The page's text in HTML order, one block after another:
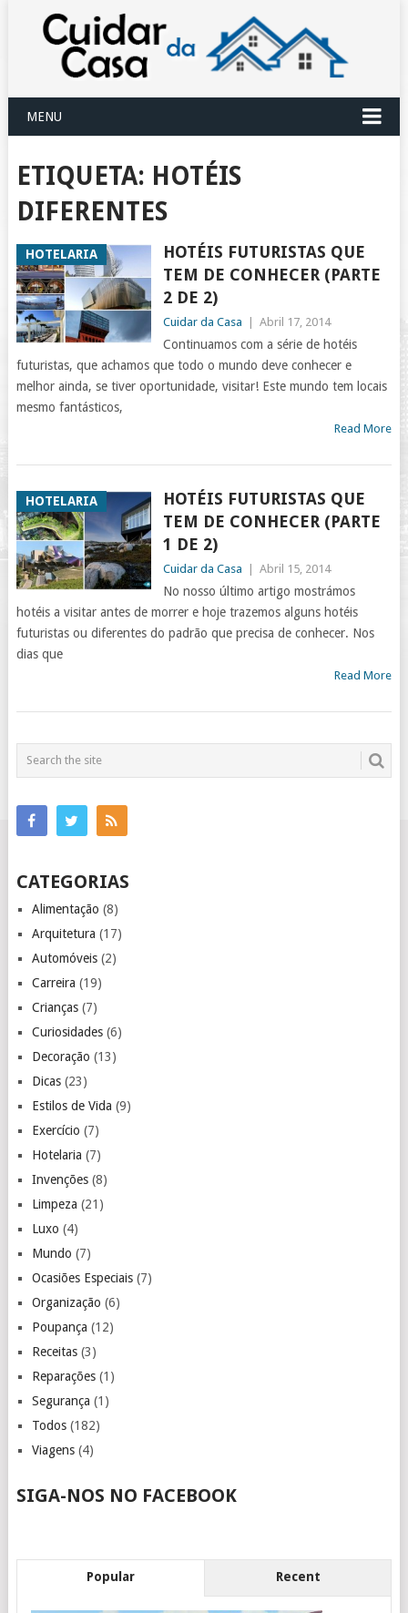
MENU
ETIQUETA: HOTÉIS
DIFERENTES
HOTELARIA
HOTÉIS FUTURISTAS QUE
TEM DE CONHECER (PARTE
2 DE 2)
Cuidar da Casa Abril 17, 2014
Continuamos com a série de hotéis
futuristas, que achamos que todo o mundo deve conhecer e
melhor ainda, se tiver oportunidade, visitar! Este mundo tem locais
mesmo fantásticos,
Read More
HOTELARIA
HOTÉIS FUTURISTAS QUE
TEM DE CONHECER (PARTE
1 DE 2)
Cuidar da Casa Abril 15, 2014
No nosso último artigo mostrámos
hotéis a visitar antes de morrer e hoje trazemos alguns hotéis
futuristas ou diferentes do padrão que precisa de conhecer. Nos
dias que
Read More
CATEGORIAS
Alimentação (8)
Arquitetura (17)
Automóveis(2)
Carreira (19)
Crianças(7)
Curiosidades(6)
Decoração (13)
Dicas(23)
Estilos de Vida (9)
Exercício (7)
Hotelaria (7)
Invenções(8)
Limpeza (21)
Luxo (4)
Mundo (7)
Ocasiões Especiais(7)
Organização (6)
Poupança (12)
Receitas(3)
Reparações(1)
Segurança (1)
Todos(182)
Viagens(4)
SIGA-NOS NO FACEBOOK
Popular Recent